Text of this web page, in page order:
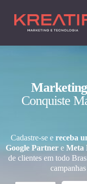
Conquiste
Cadastre-se e receba
Google Partner e Meta
de clientes em todo